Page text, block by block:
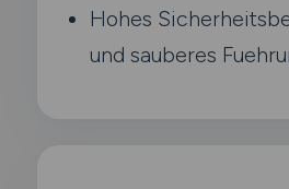
Hohes
und sauberes